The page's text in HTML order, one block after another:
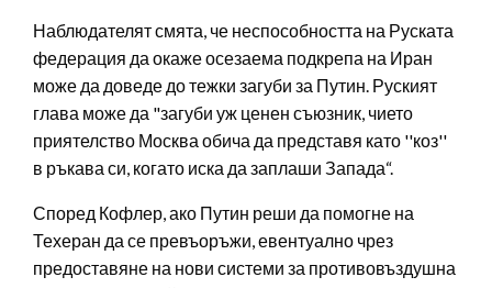
Наблюдателят смята, че неспособността на Руската
федерация да окаже осезаема подкрепа на Иран
може да доведе до тежки загуби за Путин. Руският
глава може да "загуби уж ценен съюзник, чието
приятелство Москва обича да представя като ''коз''
в ръкава си, когато иска да заплаши Запада“.
Според Кофлер, ако Путин реши да помогне на
Техеран да се превъоръжи, евентуално чрез
предоставяне на нови системи за противовъздушна